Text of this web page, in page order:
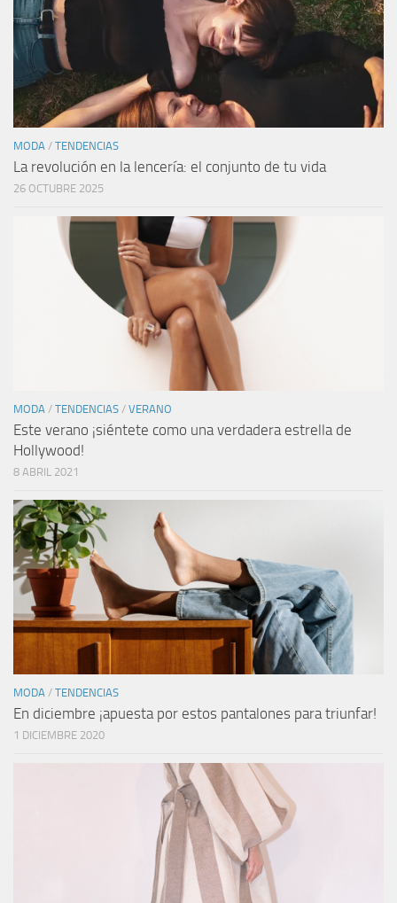
MODA / TENDENCIAS
La revolución en la lencería: el conjunto de tu vida
26 OCTUBRE 2025
MODA / TENDENCIAS / VERANO
Este verano ¡siéntete como una verdadera estrella de
Hollywood!
8 ABRIL 2021
MODA / TENDENCIAS
En diciembre ¡apuesta por estos pantalones para triunfar!
1 DICIEMBRE 2020